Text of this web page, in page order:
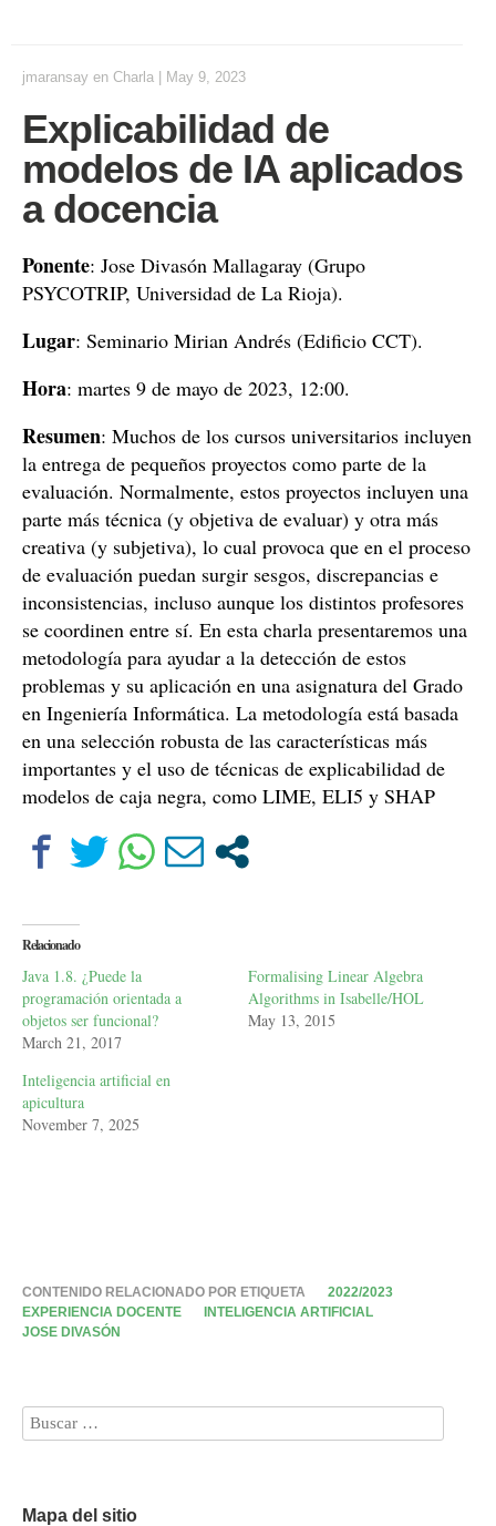
jmaransay en Charla May 9, 2023
Explicabilidad de
modelos de IA aplicados
a docencia
Ponente: Jose Divasón Mallagaray (Grupo
PSYCOTRIP, Universidad de La Rioja).
Lugar: Seminario Mirian Andrés (Edificio CCT).
Hora: martes 9 de mayo de 2023, 12:00.
Resumen: Muchos de los cursos universitarios incluyen
la entrega de pequeños proyectos como parte de la
evaluación. Normalmente, estos proyectos incluyen una
parte más técnica (y objetiva de evaluar) y otra más
creativa (y subjetiva), lo cual provoca que en el proceso
de evaluación puedan surgir sesgos, discrepancias e
inconsistencias, incluso aunque los distintos profesores
se coordinen entre sí. En esta charla presentaremos una
metodología para ayudar a la detección de estos
problemas y su aplicación en una asignatura del Grado
en Ingeniería Informática. La metodología está basada
en una selección robusta de las características más
importantes y el uso de técnicas de explicabilidad de
modelos de caja negra, como LIME, ELI5 y SHAP
Relacionado
Java 1.8. ¿Puede la
programación orientada a
objetos ser funcional?
March 21, 2017
Formalising Linear Algebra
Algorithms in Isabelle/HOL
May 13, 2015
Inteligencia artificial en
apicultura
November 7, 2025
CONTENIDO RELACIONADO POR ETIQUETA
2022/2023
EXPERIENCIA DOCENTE
INTELIGENCIA ARTIFICIAL
JOSE DIVASÓN
Mapa del sitio